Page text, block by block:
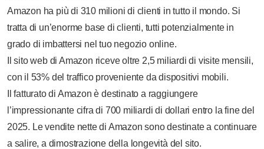
Amazon ha più di 310 milioni di clienti in tutto il mondo. Si
tratta di un’enorme base di clienti, tutti potenzialmente in
grado di imbattersi nel tuo negozio online.
Il sito web di Amazon riceve oltre 2,5 miliardi di visite mensili,
con il 53% del traffico proveniente da dispositivi mobili.
Il fatturato di Amazon è destinato a raggiungere
l’impressionante cifra di 700 miliardi di dollari entro la fine del
2025. Le vendite nette di Amazon sono destinate a continuare
a salire, a dimostrazione della longevità del sito.